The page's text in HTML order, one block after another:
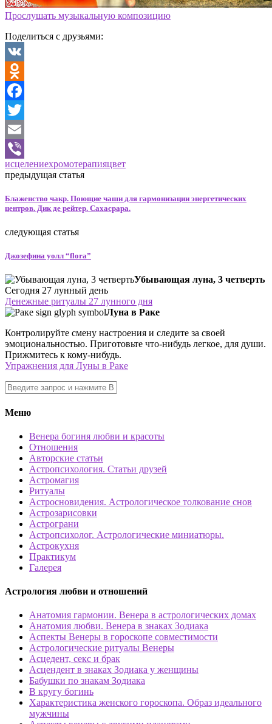
Прослушать музыкальную композицию
Поделиться с друзьями:
VK
Odnoklassniki
Facebook
Twitter
Email
Viber
исцелениехромотерапияцвет
предыдущая статья
Блаженство чакр. Поющие чаши для гармонизации энергетических
центров. Дик де рейтер. Сахасрара.
следующая статья
Джозефина уолл “flora”
Убывающая луна, 3 четверть
Сегодня 27 лунный день
Денежные ритуалы 27 лунного дня
Луна в Раке
Контролируйте смену настроения и следите за своей
эмоциональностью. Приготовьте что-нибудь легкое, для души.
Прижмитесь к кому-нибудь.
Упражнения для Луны в Раке
Меню
Венера богиня любви и красоты
Отношения
Авторские статьи
Астропсихология. Статьи друзей
Астромагия
Ритуалы
Астросновидения. Астрологическое толкование снов
Астрозарисовки
Астрограни
Астропсихолог. Астрологические миниатюры.
Астрокухня
Практикум
Галерея
Астрология любви и отношений
Анатомия гармонии. Венера в астрологических домах
Анатомия любви. Венера в знаках Зодиака
Аспекты Венеры в гороскопе совместимости
Астрологические ритуалы Венеры
Асцедент, секс и брак
Асцендент в знаках Зодиака у женщины
Бабушки по знакам Зодиака
В кругу богинь
Характеристика женского гороскопа. Образ идеального
мужчины